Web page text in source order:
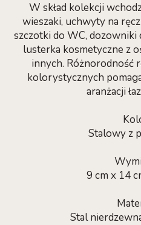
W skład kolekcji
wieszaki, uchwyty na
szczotki do WC, dozowniki
lusterka kosmetyczne z
innych. Różnorodność
kolorystycznych
aranżacji
Stalowy z
9 cm x 14
Stal